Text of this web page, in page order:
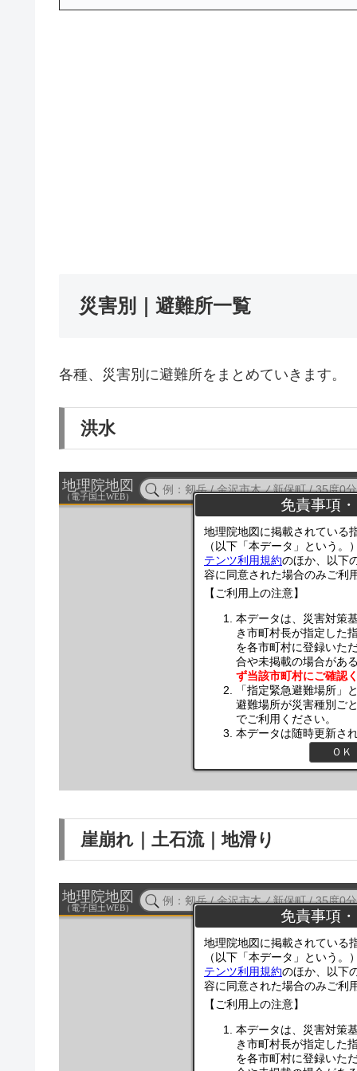
災害別｜避難所一覧
各種、災害別に避難所をまとめていきます。
洪水
崖崩れ｜土石流｜地滑り